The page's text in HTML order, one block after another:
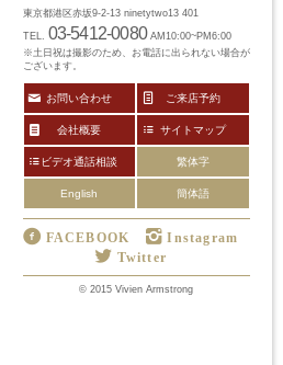
東京都港区赤坂9-2-13 ninetytwo13 401
TEL. 03-5412-0080 AM10:00~PM6:00
※土日祝は撮影のため、お電話に出られない場合が
ございます。
お問い合わせ ご来店予約
会社概要 サイトマップ
ビデオ通話相談 繁体字
English 簡体語
FACEBOOK
Instagram
Twitter
© 2015 Vivien Armstrong